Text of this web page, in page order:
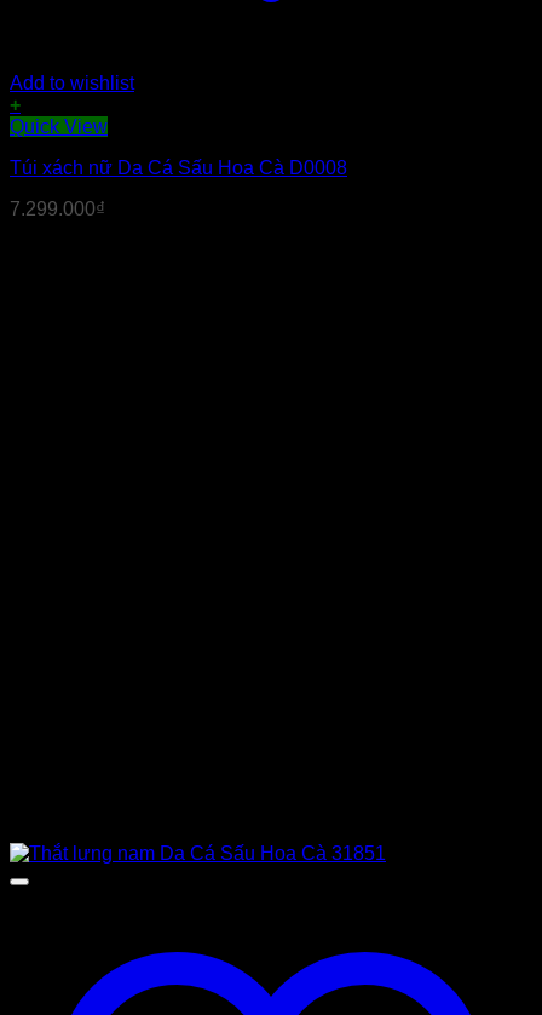
Add to wishlist
+
Quick View
Túi xách nữ Da Cá Sấu Hoa Cà D0008
7.299.000₫